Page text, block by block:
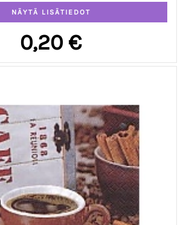
0,20 €